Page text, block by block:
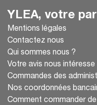
YLEA, votre
Mentions légales
Contactez nous
Qui sommes nous ?
Votre avis nous intéresse
Commandes des
Nos coordonnées
Comment commander